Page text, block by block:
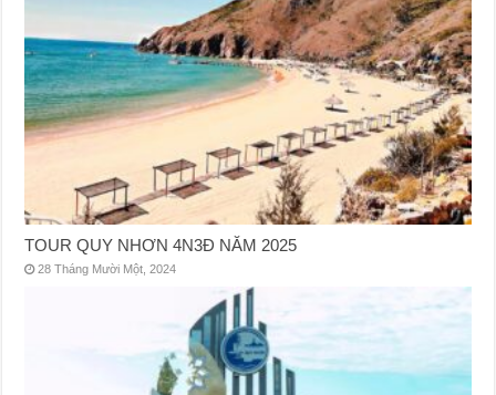
TOUR QUY NHƠN 4N3Đ NĂM 2025
28 Tháng Mười Một, 2024